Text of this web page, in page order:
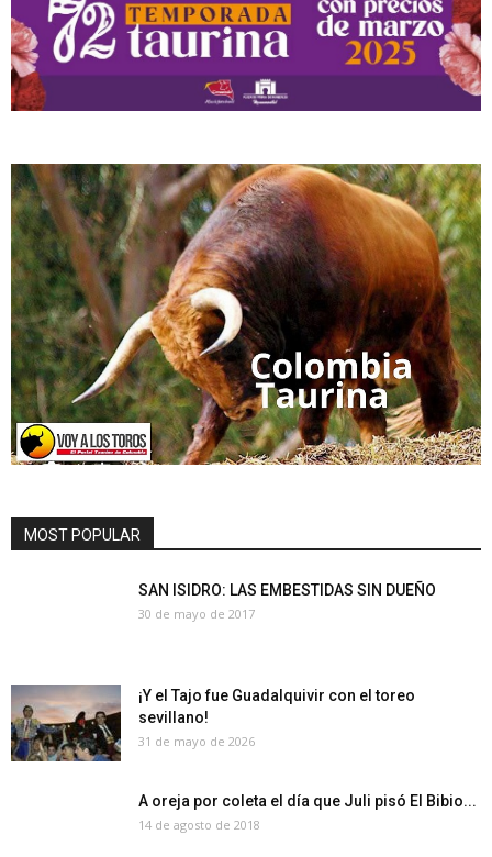
MOST POPULAR
SAN ISIDRO: LAS EMBESTIDAS SIN DUEÑO
30 de mayo de 2017
¡Y el Tajo fue Guadalquivir con el toreo
sevillano!
31 de mayo de 2026
A oreja por coleta el día que Juli pisó El Bibio...
14 de agosto de 2018